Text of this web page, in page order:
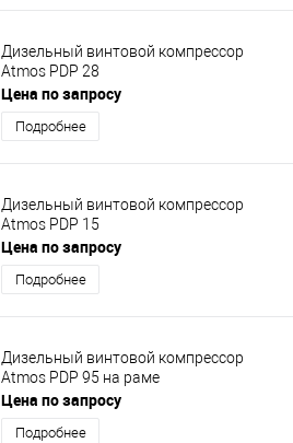
Дизельный винтовой компрессор
Atmos PDP 28
Цена по запросу
Подробнее
Дизельный винтовой компрессор
Atmos PDP 15
Цена по запросу
Подробнее
Дизельный винтовой компрессор
Atmos PDP 95 на раме
Цена по запросу
Подробнее